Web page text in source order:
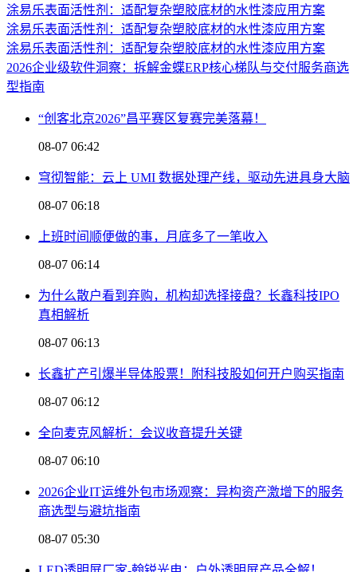
涂易乐表面活性剂：适配复杂塑胶底材的水性漆应用方案
涂易乐表面活性剂：适配复杂塑胶底材的水性漆应用方案
涂易乐表面活性剂：适配复杂塑胶底材的水性漆应用方案
2026企业级软件洞察：拆解金蝶ERP核心梯队与交付服务商选
型指南
“创客北京2026”昌平赛区复赛完美落幕！
08-07 06:42
穹彻智能：云上 UMI 数据处理产线，驱动先进具身大脑
08-07 06:18
上班时间顺便做的事，月底多了一笔收入
08-07 06:14
为什么散户看到弃购，机构却选择接盘？长鑫科技IPO
真相解析
08-07 06:13
长鑫扩产引爆半导体股票！附科技股如何开户购买指南
08-07 06:12
全向麦克风解析：会议收音提升关键
08-07 06:10
2026企业IT运维外包市场观察：异构资产激增下的服务
商选型与避坑指南
08-07 05:30